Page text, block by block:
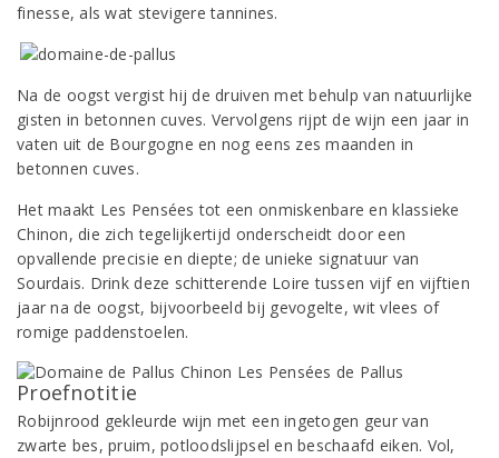
finesse, als wat stevigere tannines.
Na de oogst vergist hij de druiven met behulp van natuurlijke
gisten in betonnen cuves. Vervolgens rijpt de wijn een jaar in
vaten uit de Bourgogne en nog eens zes maanden in
betonnen cuves.
Het maakt Les Pensées tot een onmiskenbare en klassieke
Chinon, die zich tegelijkertijd onderscheidt door een
opvallende precisie en diepte; de unieke signatuur van
Sourdais. Drink deze schitterende Loire tussen vijf en vijftien
jaar na de oogst, bijvoorbeeld bij gevogelte, wit vlees of
romige paddenstoelen.
Proefnotitie
Robijnrood gekleurde wijn met een ingetogen geur van
zwarte bes, pruim, potloodslijpsel en beschaafd eiken. Vol,